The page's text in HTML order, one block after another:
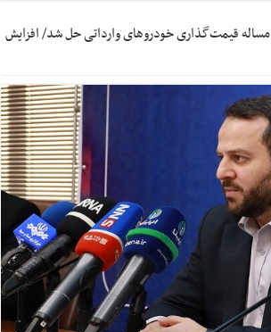
مساله قیمت‌گذاری خودروهای وارداتی حل شد/ افزایش